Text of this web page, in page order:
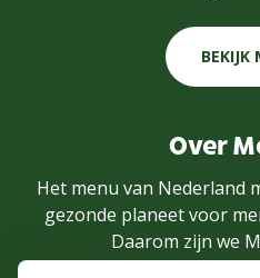
BEKIJK
Over
Het menu van Nederland
gezonde planeet voor
Daarom zijn we